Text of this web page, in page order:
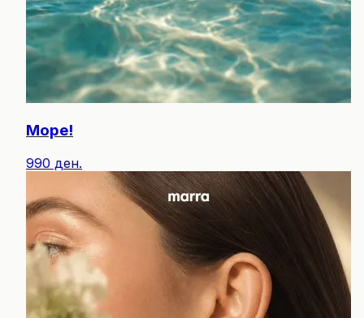
Море!
990 ден.